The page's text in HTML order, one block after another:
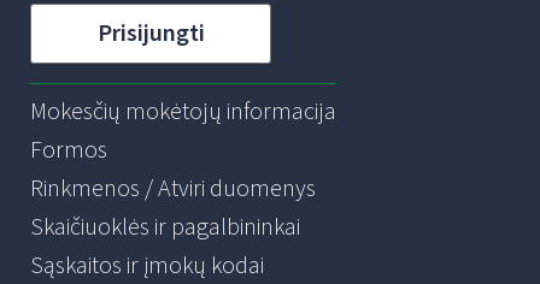
Prisijungti
Mokesčių mokėtojų informacija
Formos
Rinkmenos / Atviri duomenys
Skaičiuoklės ir pagalbininkai
Sąskaitos ir įmokų kodai